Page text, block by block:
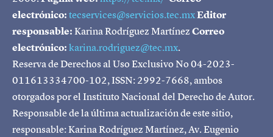
electrónico:tecservices@servicios.tec.mxEditor
responsable:Karina Rodríguez MartínezCorreo
electrónico:karina.rodriguez@tec.mx.
Reserva de Derechos al Uso Exclusivo No 04-2023-
011613334700-102, ISSN: 2992-7668, ambos
otorgados por el Instituto Nacional del Derecho de Autor.
Responsable de la última actualización de este sitio,
responsable: Karina Rodríguez Martínez, Av. Eugenio